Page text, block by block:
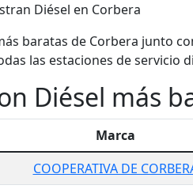
Diésel en Corbera
baratas de Corbera junto
las estaciones de servicio
Diésel más
Marca
COOPERATIVA DE